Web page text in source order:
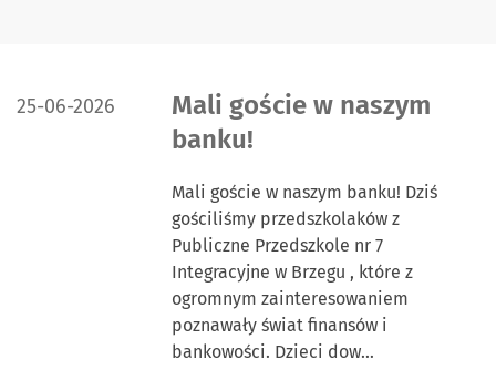
DATA PUBLIKACJI:
25-06-2026
Mali goście w naszym
banku!
Mali goście w naszym banku! Dziś
gościliśmy przedszkolaków z
Publiczne Przedszkole nr 7
Integracyjne w Brzegu , które z
ogromnym zainteresowaniem
poznawały świat finansów i
bankowości. Dzieci dow…